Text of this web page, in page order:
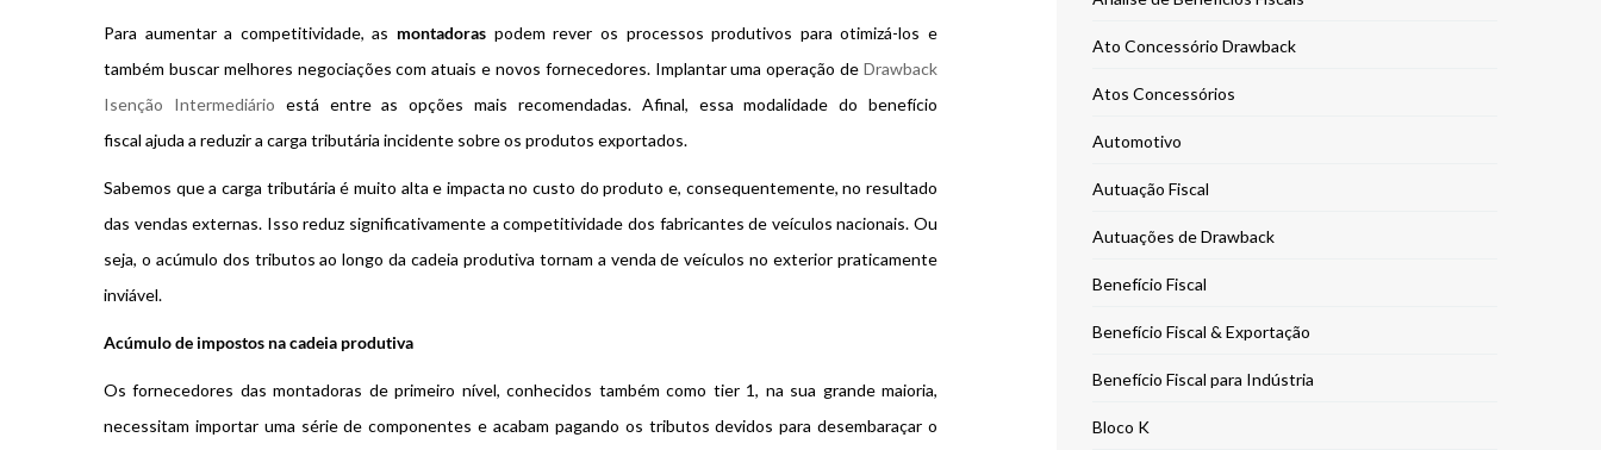
Para aumentar a competitividade, as montadoras podem rever os processos produtivos para otimizá-los e
também buscar melhores negociações com atuais e novos fornecedores. Implantar uma operação de Drawback
Isenção Intermediário está entre as opções mais recomendadas. Afinal, essa modalidade do benefício
fiscal ajuda a reduzir a carga tributária incidente sobre os produtos exportados.
Sabemos que a carga tributária é muito alta e impacta no custo do produto e, consequentemente, no resultado
das vendas externas. Isso reduz significativamente a competitividade dos fabricantes de veículos nacionais. Ou
seja, o acúmulo dos tributos ao longo da cadeia produtiva tornam a venda de veículos no exterior praticamente
inviável.
Acúmulo de impostos na cadeia produtiva
Os fornecedores das montadoras de primeiro nível, conhecidos também como tier 1, na sua grande maioria,
necessitam importar uma série de componentes e acabam pagando os tributos devidos para desembaraçar o
Ato Concessório Drawback
Atos Concessórios
Automotivo
Autuação Fiscal
Autuações de Drawback
Benefício Fiscal
Benefício Fiscal & Exportação
Benefício Fiscal para Indústria
Bloco K